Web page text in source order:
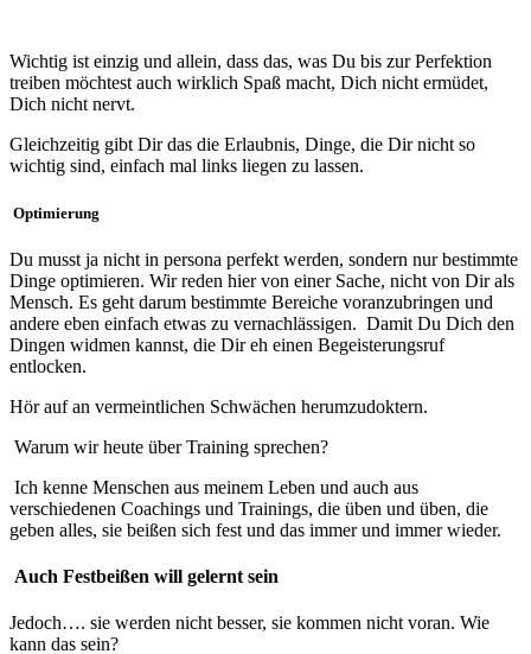
Wichtig ist einzig und allein, dass das, was Du bis zur Perfektion
treiben möchtest auch wirklich Spaß macht, Dich nicht ermüdet,
Dich nicht nervt.
Gleichzeitig gibt Dir das die Erlaubnis, Dinge, die Dir nicht so
wichtig sind, einfach mal links liegen zu lassen.
Optimierung
Du musst ja nicht in persona perfekt werden, sondern nur bestimmte
Dinge optimieren. Wir reden hier von einer Sache, nicht von Dir als
Mensch. Es geht darum bestimmte Bereiche voranzubringen und
andere eben einfach etwas zu vernachlässigen. Damit Du Dich den
Dingen widmen kannst, die Dir eh einen Begeisterungsruf
entlocken.
Hör auf an vermeintlichen Schwächen herumzudoktern.
Warum wir heute über Training sprechen?
Ich kenne Menschen aus meinem Leben und auch aus
verschiedenen Coachings und Trainings, die üben und üben, die
geben alles, sie beißen sich fest und das immer und immer wieder.
Auch Festbeißen will gelernt sein
Jedoch…. sie werden nicht besser, sie kommen nicht voran. Wie
kann das sein?